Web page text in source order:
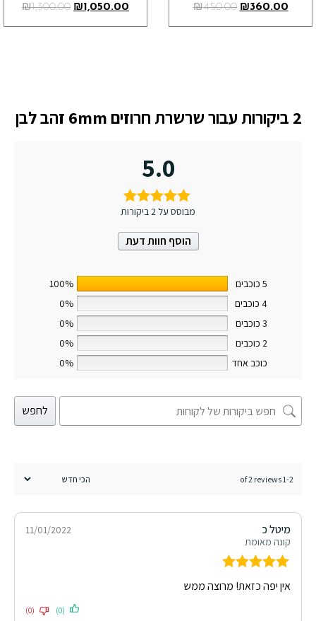
₪360.00
₪450.00
₪1,050.00
₪1,300.00
2 ביקורות עבור שרשרת חרוזים 6mm זהב לבן
5.0
מבוסס על 2 ביקורות
הוסף חוות דעת
5 כוכבים
100%
4 כוכבים
0%
3 כוכבים
0%
2 כוכבים
0%
כוכב אחד
0%
לחפש
1-2 of 2 reviews
מיטל כ
קונה מאומת
11/01/2022
מתוך
5
אין יפה כזאת! מרוצה ממש
(0)
(0)